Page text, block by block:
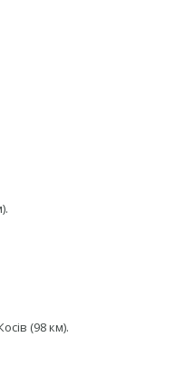
(98 км).